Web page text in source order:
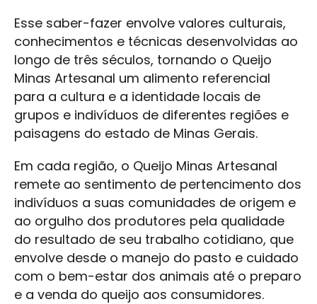
Esse saber-fazer envolve valores culturais,
conhecimentos e técnicas desenvolvidas ao
longo de três séculos, tornando o Queijo
Minas Artesanal um alimento referencial
para a cultura e a identidade locais de
grupos e indivíduos de diferentes regiões e
paisagens do estado de Minas Gerais.
Em cada região, o Queijo Minas Artesanal
remete ao sentimento de pertencimento dos
indivíduos a suas comunidades de origem e
ao orgulho dos produtores pela qualidade
do resultado de seu trabalho cotidiano, que
envolve desde o manejo do pasto e cuidado
com o bem-estar dos animais até o preparo
e a venda do queijo aos consumidores.